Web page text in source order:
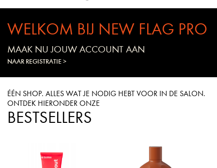
WELKOM BIJ NEW FLAG PRO
MAAK NU JOUW ACCOUNT AAN
NAAR REGISTRATIE >
ÉÉN SHOP. ALLES WAT JE NODIG HEBT VOOR IN DE SALON.
ONTDEK HIERONDER ONZE
BESTSELLERS